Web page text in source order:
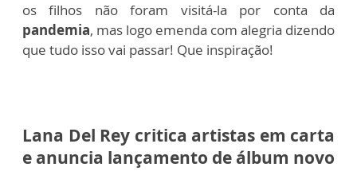
os filhos não foram visitá-la por conta da
pandemia, mas logo emenda com alegria dizendo
que tudo isso vai passar! Que inspiração!
Lana Del Rey critica artistas em carta
e anuncia lançamento de álbum novo